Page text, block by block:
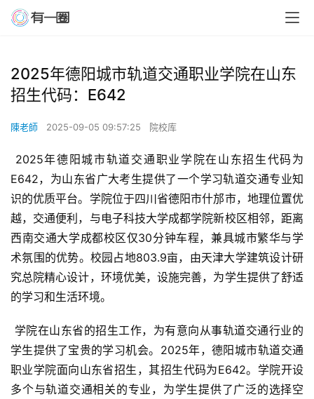
2025年德阳城市轨道交通职业学院在山东
招生代码：E642
陳老師 2025-09-05 09:57:25 院校库
E642，为山东省广大考生提供了一个学习轨道交通专业知
识的优质平台。学院位于四川省德阳市什邡市，地理位置优
越，交通便利，与电子科技大学成都学院新校区相邻，距离
西南交通大学成都校区仅30分钟车程，兼具城市繁华与学
术氛围的优势。校园占地803.9亩，由天津大学建筑设计研
究总院精心设计，环境优美，设施完善，为学生提供了舒适
的学习和生活环境。
学生提供了宝贵的学习机会。2025年，德阳城市轨道交通
职业学院面向山东省招生，其招生代码为E642。学院开设
多个与轨道交通相关的专业，为学生提供了广泛的选择空